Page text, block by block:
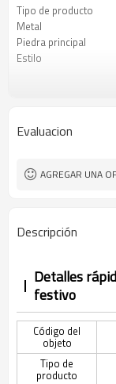
Tipo de producto
Metal
Piedra principal
Estilo
Evaluacion
AGREGAR UNA
Descripción
Detalles
festivo
Código del
objeto
Tipo de
producto